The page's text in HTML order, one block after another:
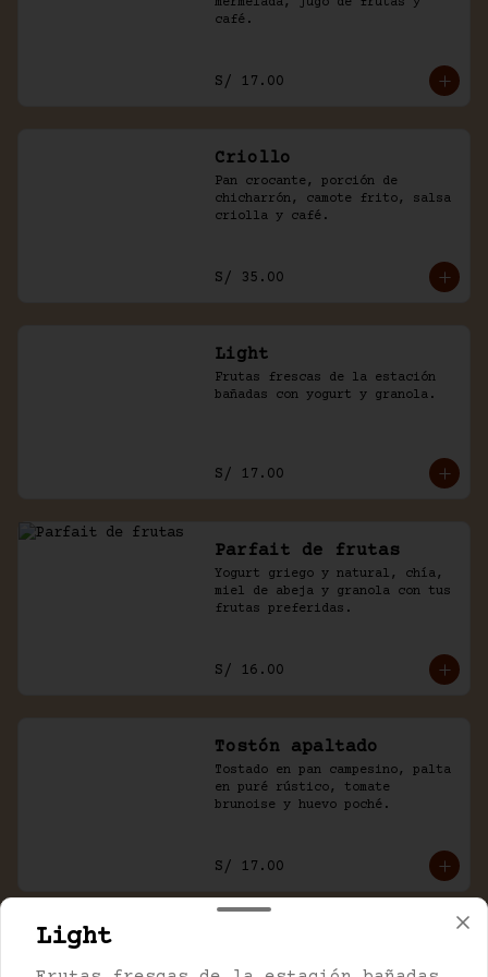
café.
S/ 17.00
Criollo
Pan crocante, porción de
chicharrón, camote frito, salsa
criolla y café.
S/ 35.00
Light
Frutas frescas de la estación
bañadas con yogurt y granola.
S/ 17.00
Parfait de frutas
Yogurt griego y natural, chía,
miel de abeja y granola con tus
frutas preferidas.
S/ 16.00
Tostón apaltado
Tostado en pan campesino, palta
en puré rústico, tomate
brunoise y huevo poché.
S/ 17.00
Light